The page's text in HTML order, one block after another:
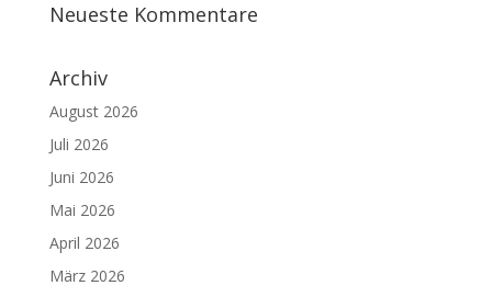
Neueste Kommentare
Archiv
August 2026
Juli 2026
Juni 2026
Mai 2026
April 2026
März 2026